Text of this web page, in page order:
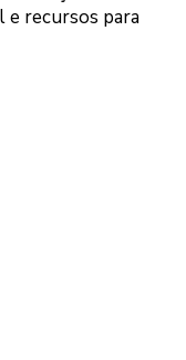
e recursos para